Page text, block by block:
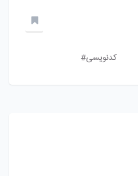
کدنویسی#